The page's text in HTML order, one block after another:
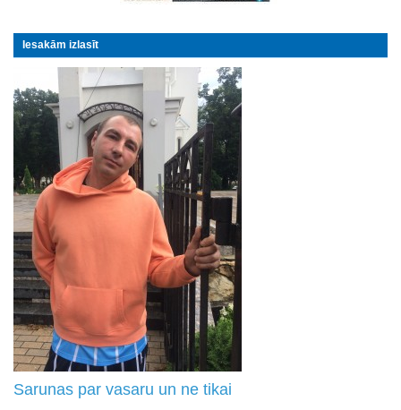
Iesakām izlasīt
Sarunas par vasaru un ne tikai